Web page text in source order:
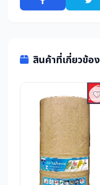
สินค้าที่เกี่ยวข้อง